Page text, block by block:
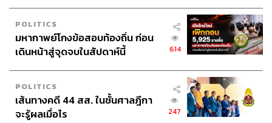
POLITICS
มหากาพย์โกงข้อสอบท้องถิ่น ก่อน
เดินหน้าสู่จุดจบในสัปดาห์นี้
614
POLITICS
เส้นทางคดี 44 สส. ในชั้นศาลฎีกา
จะรู้ผลเมื่อไร
247